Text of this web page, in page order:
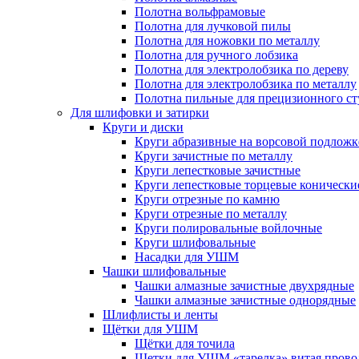
Полотна вольфрамовые
Полотна для лучковой пилы
Полотна для ножовки по металлу
Полотна для ручного лобзика
Полотна для электролобзика по дереву
Полотна для электролобзика по металлу
Полотна пильные для прецизионного
Для шлифовки и затирки
Круги и диски
Круги абразивные на ворсовой
Круги зачистные по металлу
Круги лепестковые зачистные
Круги лепестковые торцевые
Круги отрезные по камню
Круги отрезные по металлу
Круги полировальные войлочные
Круги шлифовальные
Насадки для УШМ
Чашки шлифовальные
Чашки алмазные зачистные двухрядные
Чашки алмазные зачистные однорядные
Шлифлисты и ленты
Щётки для УШМ
Щётки для точила